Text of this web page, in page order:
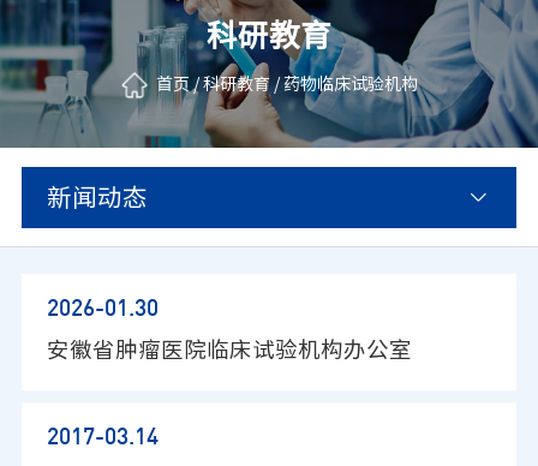
科研教育
首页 /科研教育 / 药物临床试验机构
新闻动态
2026-01 .30
安徽省肿瘤医院临床试验机构办公室
2017-03.14